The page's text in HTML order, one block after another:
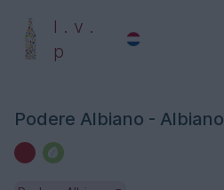
l . v .
p
Podere Albiano - Albiano